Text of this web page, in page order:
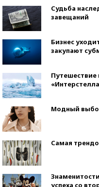
Судьба
завещаний
Бизнес
закупают
Модный
Самая
успеха со